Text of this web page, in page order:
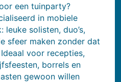
een tuinparty?
in mobiele
leuke solisten, duo’s,
sfeer maken zonder dat
voor recepties,
borrels en
gewoon willen